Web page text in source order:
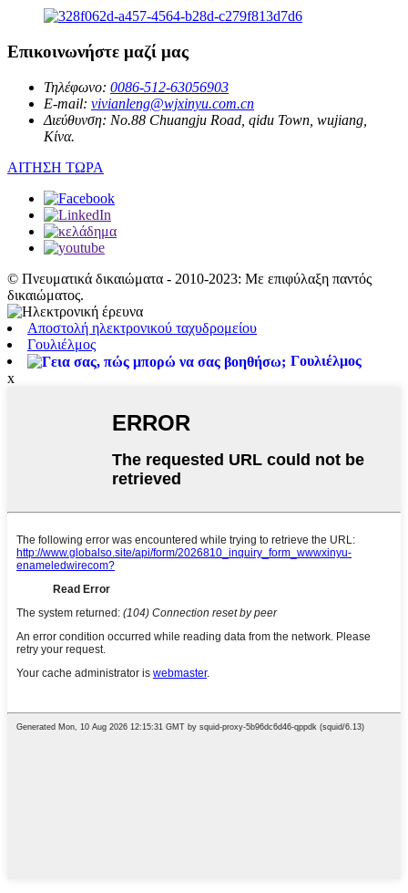
Επικοινωνήστε μαζί μας
Τηλέφωνο: 0086-512-63056903
E-mail: vivianleng@wjxinyu.com.cn
Διεύθυνση: No.88 Chuangju Road, qidu Town, wujiang,
Κίνα.
ΑΙΤΗΣΗ ΤΩΡΑ
© Πνευματικά δικαιώματα - 2010-2023: Με επιφύλαξη παντός
δικαιώματος.
Αποστολή ηλεκτρονικού ταχυδρομείου
Γουλιέλμος
Γουλιέλμος
x